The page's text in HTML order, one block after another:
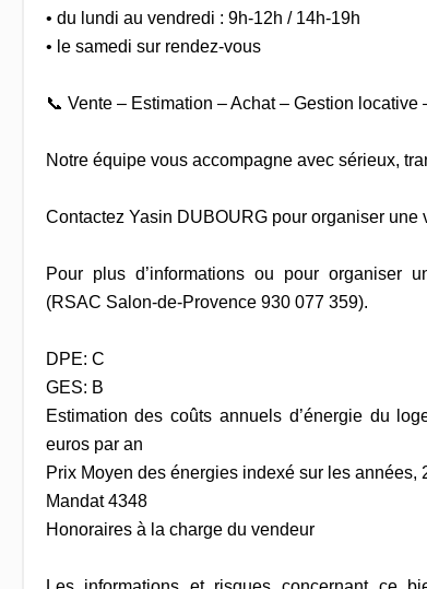
• du lundi au vendredi : 9h-12h / 14h-19h
• le samedi sur rendez-vous
📞 Vente – Estimation – Achat – Gestion locative
Notre équipe vous accompagne avec sérieux,
Contactez Yasin DUBOURG pour organiser une
Pour plus d’informations ou pour organiser
(RSAC Salon-de-Provence 930 077 359).
DPE: C
GES: B
Estimation des coûts annuels d’énergie du
euros par an
Prix Moyen des énergies indexé sur les années,
Mandat 4348
Honoraires à la charge du vendeur